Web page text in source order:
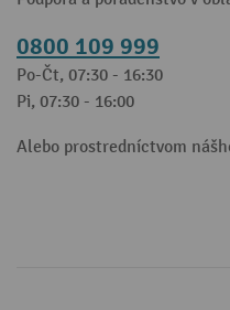
0800 109 999
Po-Čt, 07:30 - 16:30
Pi, 07:30 - 16:00
Alebo prostredníctvom